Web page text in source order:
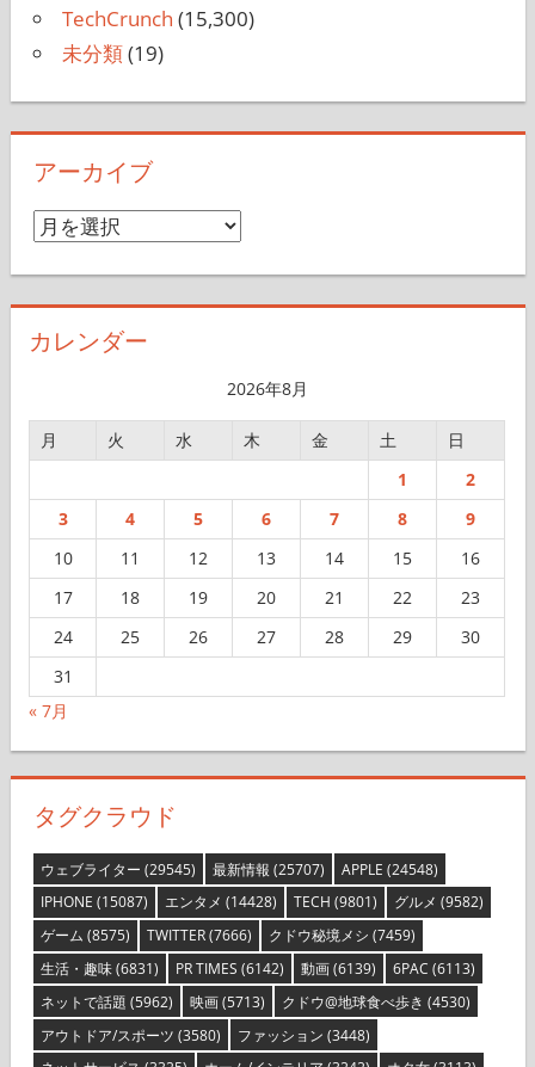
TechCrunch (15,300)
未分類(19)
アーカイブ
ア
イ
カレンダー
2026年8月
月 火 水 木 金 土
日
1
2
3
4 5 6 7 8
9
10
11 12 13 14 15
16
17
18 19 20 21 22
23
24
25 26 27 28 29
30
31
« 7月
タグクラウド
ウェブライター (29545) 最新情報 (25707) APPLE (24548)
IPHONE (15087) エンタメ (14428) TECH (9801) グルメ (9582)
ゲーム (8575) TWITTER(7666) クドウ秘境メシ (7459)
生活・趣味(6831) PR TIMES (6142) 動画(6139) 6PAC (6113)
ネットで話題 (5962) 映画(5713) クドウ@地球食べ歩き (4530)
アウトドア/スポーツ (3580) ファッション (3448)